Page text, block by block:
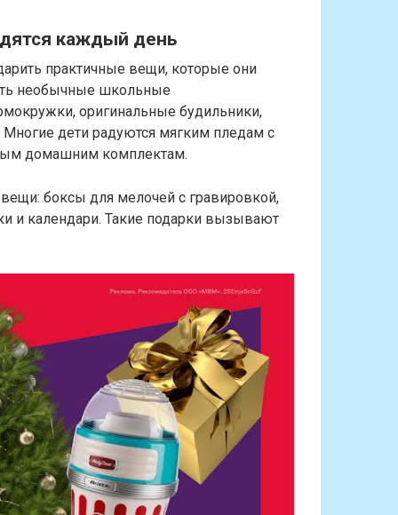
каждый день
практичные вещи, которые они
необычные школьные
оригинальные будильники,
Многие дети радуются мягким пледам с
домашним комплектам.
боксы для мелочей с гравировкой,
и календари. Такие подарки вызывают